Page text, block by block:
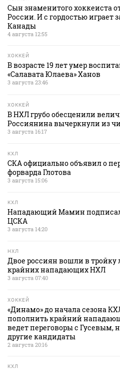
Сын знаменитого хоккеиста
России. И с гордостью играет
Канады
4 августа 12:55
ХОККЕЙ
В возрасте 19 лет умер
«Салавата Юлаева» Ханов
3 августа 23:46
ХОККЕЙ
В НХЛ грубо обесценили
Россиянина вычеркнули из
3 августа 16:17
КХЛ
СКА официально объявил о
форварда Глотова
3 августа 15:06
КХЛ
Нападающий Мамин подписал
ЦСКА
3 августа 14:20
НХЛ
Двое россиян вошли в
крайних нападающих НХЛ
3 августа 07:40
ХОККЕЙ
«Динамо» до начала сезона
пополнить крайний
ведет переговоры с Гусевым,
другие кандидаты
2 августа 20:16
КХЛ